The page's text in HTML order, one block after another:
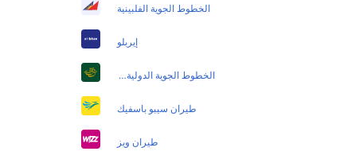
الخطوط الجوية الفلبينية
إيربلو
الخطوط الجوية الدولية الباكستانية
طيران سيبو باسفيك
طيران ويز